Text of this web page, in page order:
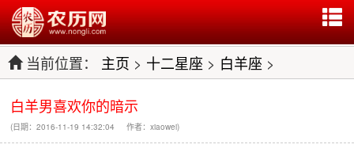
当前位置： 主页 > 十二星座 > 白羊座 >
白羊男喜欢你的暗示
(日期：2016-11-19 14:32:04 作者：xiaowei)